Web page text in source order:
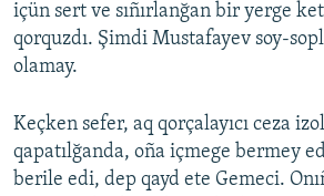
içün sert ve sıñırlanğan bir yerge
qorquzdı. Şimdi Mustafayev soy-
olamay.
Keçken sefer, aq qorçalayıcı ceza
qapatılğanda, oña içmege bermey
berile edi, dep qayd ete Gemeci.